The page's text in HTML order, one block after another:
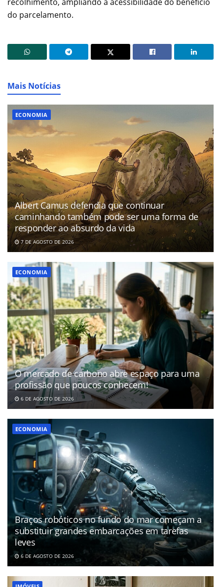
do parcelamento.
Mais Notícias
ECONOMIA
Albert Camus defendia que continuar
caminhando também pode ser uma forma de
responder ao absurdo da vida
7 DE AGOSTO DE 2026
ECONOMIA
O mercado de carbono abre espaço para uma
profissão que poucos conhecem!
6 DE AGOSTO DE 2026
ECONOMIA
Braços robóticos no fundo do mar começam a
substituir grandes embarcações em tarefas
leves
6 DE AGOSTO DE 2026